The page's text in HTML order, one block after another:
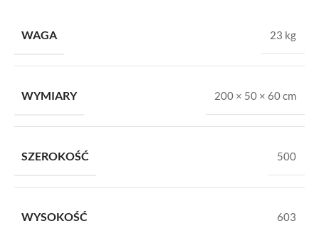
WAGA 23 kg
WYMIARY 200 × 50 × 60 cm
SZEROKOŚĆ 500
WYSOKOŚĆ 603